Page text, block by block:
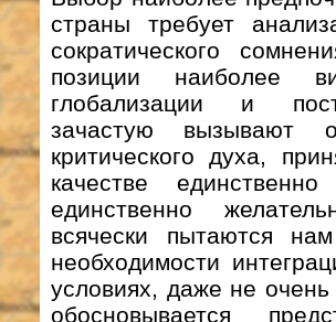
страны требует
сократиче­ского
позиции наиболее
глобализации и
зачастую вызывают
критического духа,
качестве
единственно
всячески пытаются
необходимости
условиях, даже не
обосновывается